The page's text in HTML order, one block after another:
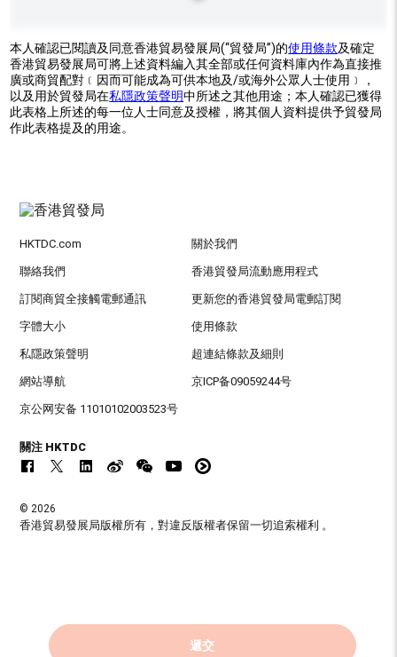
本人確認已閱讀及同意香港貿易發展局(“貿發局”)的使用條款及確定
香港貿易發展局可將上述資料編入其全部或任何資料庫內作為直接推
廣或商貿配對﹝因而可能成為可供本地及/或海外公眾人士使用﹞，
以及用於貿發局在私隱政策聲明中所述之其他用途；本人確認已獲得
此表格上所述的每一位人士同意及授權，將其個人資料提供予貿發局
作此表格提及的用途。
遞交
HKTDC.com 關於我們
聯絡我們 香港貿發局流動應用程式
訂閱商貿全接觸電郵通訊 更新您的香港貿發局電郵訂閱
字體大小 使用條款
私隱政策聲明 超連結條款及細則
網站導航 京ICP备09059244号
京公网安备 11010102003523号
關注 HKTDC
© 2026
香港貿易發展局版權所有，對違反版權者保留一切追索權利 。